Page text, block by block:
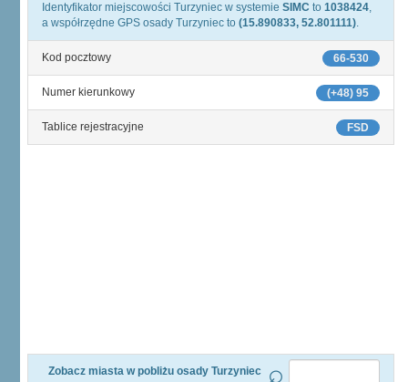
Identyfikator miejscowości Turzyniec w systemie SIMC to 1038424,
a współrzędne GPS osady Turzyniec to (15.890833, 52.801111).
66-530
Kod pocztowy
(+48) 95
Numer kierunkowy
FSD
Tablice rejestracyjne
Zobacz miasta w pobliżu osady Turzyniec